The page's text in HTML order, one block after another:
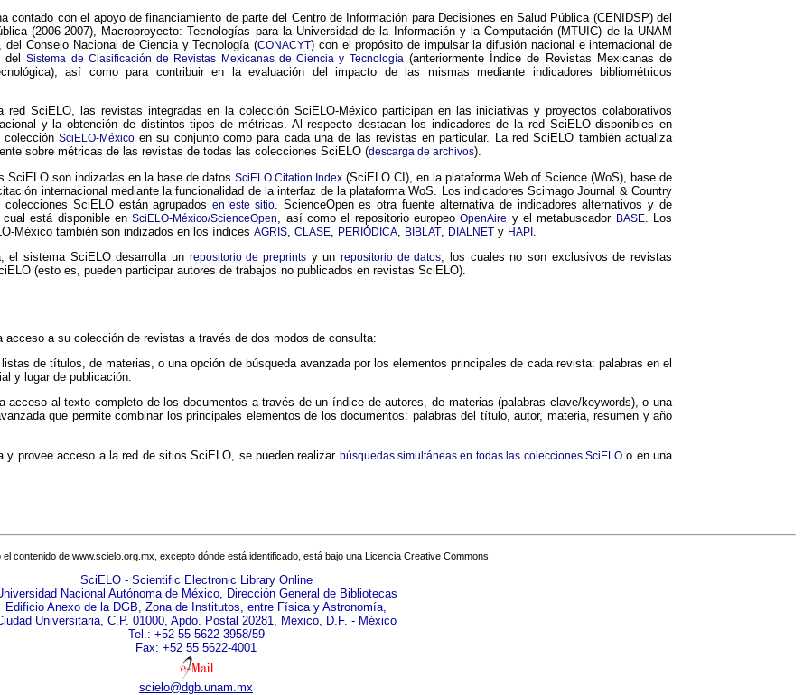
contado con el apoyo de financiamiento de parte del Centro de Información para Decisiones en Salud Pública (CENIDSP) del
(2006-2007), Macroproyecto: Tecnologías para la Universidad de la Información y la Computación (MTUIC) de la UNAM
del Consejo Nacional de Ciencia y Tecnología (CONACYT) con el propósito de impulsar la difusión nacional e internacional de
delSistema de Clasificación de Revistas Mexicanas de Ciencia y Tecnología (anteriormente Índice de Revistas Mexicanas de
así como para contribuir en la evaluación del impacto de las mismas mediante indicadores bibliométricos
SciELO, las revistas integradas en la colección SciELO-México participan en las iniciativas y proyectos colaborativos
y la obtención de distintos tipos de métricas. Al respecto destacan los indicadores de la red SciELO disponibles en
SciELO-Méxicoen su conjunto como para cada una de las revistas en particular. La red SciELO también actualiza
sobre métricas de las revistas de todas las colecciones SciELO (descarga de archivos).
SciELO son indizadas en la base de datos SciELO Citation Index (SciELO CI), en la plataforma Web of Science (WoS), base de
internacional mediante la funcionalidad de la interfaz de la plataforma WoS. Los indicadores Scimago Journal & Country
SciELO están agrupadosen este sitio. ScienceOpen es otra fuente alternativa de indicadores alternativos y de
está disponible enSciELO-México/ScienceOpen , así como el repositorio europeoOpenAire y el metabuscador BASE. Los
México también son indizados en los índices AGRIS CLASE PERIÓDICA BIBLAT DIALNET y HAPI
el sistema SciELO desarrolla un repositorio de preprints y unrepositorio de datos , los cuales no son exclusivos de revistas
(esto es, pueden participar autores de trabajos no publicados en revistas SciELO).
acceso a su colección de revistas a través de dos modos de consulta:
listas de títulos, de materias, o una opción de búsqueda avanzada por los elementos principales de cada revista: palabras en el
y lugar de publicación.
acceso al texto completo de los documentos a través de un índice de autores, de materias (palabras clave/keywords), o una
que permite combinar los principales elementos de los documentos: palabras del título, autor, materia, resumen y año
y provee acceso a la red de sitios SciELO, se pueden realizar búsquedas simultáneas en todas las colecciones SciELOo en una
el contenido de www.scielo.org.mx, excepto dónde está identificado, está bajo una Licencia Creative Commons
SciELO - Scientific Electronic Library Online
Nacional Autónoma de México, Dirección General de Bibliotecas
Edificio Anexo de la DGB, Zona de Institutos, entre Física y Astronomía,
Universitaria, C.P. 01000, Apdo. Postal 20281, México, D.F. - México
Tel.: +52 55 5622-3958/59
Fax: +52 55 5622-4001
scielo@dgb.unam.mx